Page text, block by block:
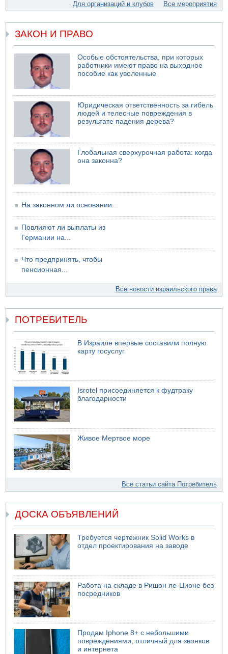
Министр обороны ушел с заседания кабинета на
свадьбу
Саудовская Аравия опасается нападения хуситов и
иракских ополченцев
07.08.2026 08:29
В Бат-Яме утонул мужчина
07.08.2026 08:29
Стрельба в школе Таиланда
07.08.2026 06:47
Недалеко от Бейт-Шемеша погиб велосипедист
07.08.2026 06:24
Саудовская Аравия сообщает о нападении хуситов
Для организаций и клубов Все мероприятия
ЗАКОН И ПРАВО
Особые обстоятельства, при которых
работники имеют право на выходное
пособие как уволенные
Юридическая ответственность за гибель
людей и телесные повреждения в
результате падения дерева?
Глобальная сверхурочная работа: когда
она законна?
На законном ли основании...
Повлияют ли выплаты из
Германии на...
Что предпринять, чтобы
пенсионная...
Все новости израильского права
ПОТРЕБИТЕЛЬ
В Израиле впервые составили полную
карту госуслуг
Isrotel присоединяется к фудтраку
благодарности
Живое Мертвое море
Все статьи сайта Потребитель
ДОСКА ОБЪЯВЛЕНИЙ
Требуется чертежник Solid Works в
отдел проектирования на заводе
Работа на складе в Ришон ле-Ционе без
посредников
Продам Iphone 8+ с небольшими
повреждениями, отличный для звонков
и интернета